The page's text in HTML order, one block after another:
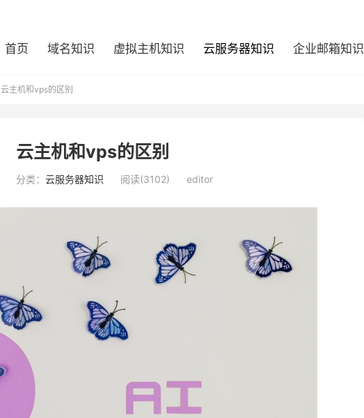
首页 域名知识 虚拟主机知识 云服务器知识 企业邮箱知识
云主机和vps的区别
云主机和vps的区别
分类： 云服务器知识 阅读(3102) editor